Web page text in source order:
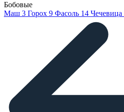
Бобовые
Маш 3 Горох 9 Фасоль 14 Чечевица